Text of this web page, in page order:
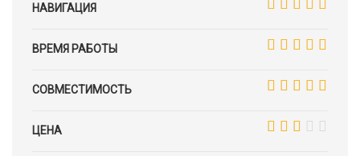
НАВИГАЦИЯ
ВРЕМЯ РАБОТЫ
СОВМЕСТИМОСТЬ
ЦЕНА